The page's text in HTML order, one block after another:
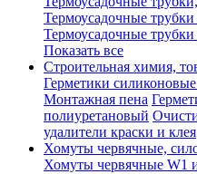
Термоусадочные трубки
Термоусадочные
Показать все
Строительная химия,
Герметики
Монтажная пена
полиуретановый
удалители краски и клея
Хомуты червячные,
Хомуты червячные W1